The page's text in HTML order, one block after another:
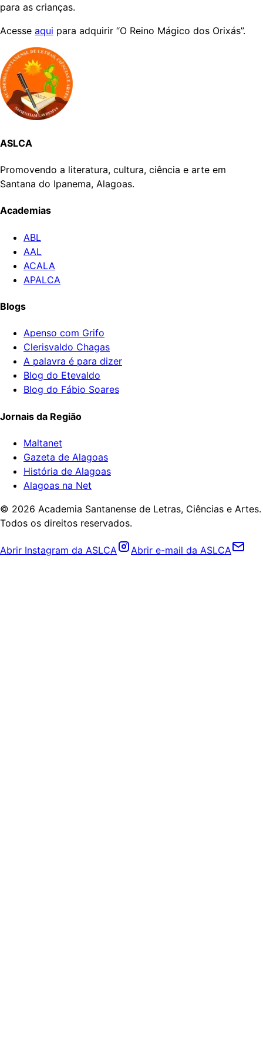
para as crianças.
Acesse aqui para adquirir “O Reino Mágico dos Orixás”.
ASLCA
Promovendo a literatura, cultura, ciência e arte em
Santana do Ipanema, Alagoas.
Academias
ABL
AAL
ACALA
APALCA
Blogs
Apenso com Grifo
Clerisvaldo Chagas
A palavra é para dizer
Blog do Etevaldo
Blog do Fábio Soares
Jornais da Região
Maltanet
Gazeta de Alagoas
História de Alagoas
Alagoas na Net
© 2026 Academia Santanense de Letras, Ciências e Artes.
Todos os direitos reservados.
Abrir Instagram da ASLCA Abrir e-mail da ASLCA